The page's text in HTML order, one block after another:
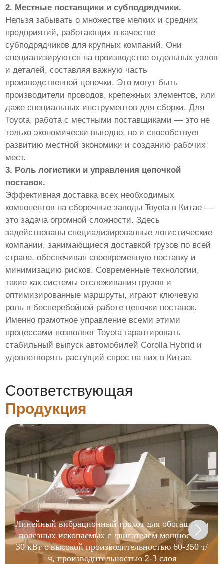
2. Местные поставщики и субподрядчики.
Нельзя забывать о множестве мелких и средних
предприятий, работающих в качестве
субподрядчиков для крупных компаний. Они
специализируются на производстве отдельных узлов
и деталей, составляя важную часть
производственной цепочки. Это могут быть
производители проводов, крепежных элементов, или
даже специальных инструментов для сборки. Для
Toyota, работа с местными поставщиками — это не
только экономически выгодно, но и способствует
развитию местной экономики и созданию рабочих
мест.
3. Роль логистики и управления цепочкой
поставок.
Эффективная доставка всех необходимых
компонентов на сборочные заводы Toyota в Китае —
это задача огромной сложности. Здесь
задействованы специализированные логистические
компании, занимающиеся доставкой грузов по всей
стране, обеспечивая своевременную поставку и
минимизацию рисков. Современные технологии,
такие как системы отслеживания грузов и
оптимизированные маршруты, играют ключевую
роль в бесперебойной работе цепочки поставок.
Именно грамотное управление всеми этими
процессами позволяет Toyota гарантировать
стабильный выпуск автомобилей Corolla Hybrid и
удовлетворять растущий спрос на них в Китае.
Соответствующая
Продукция
Линейный вибрационный грохот для обогащения
полезных ископаемых с двигателем мощностью
30 кВт с высокой производительностью 60-350 т/
ч, производительностью 2-3 слоя